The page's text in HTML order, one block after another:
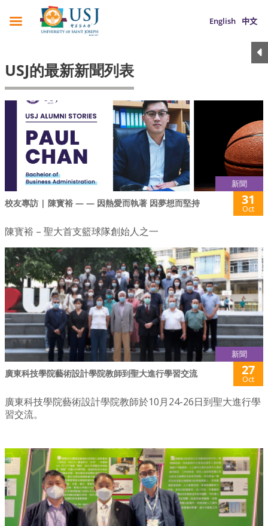
English 中文
USJ的最新新聞列表
新聞
校友專訪 | 陳寳裕 — — 因熱愛而執著 因夢想而堅持 31
Oct
陳寳裕 – 聖大首支籃球隊創始人之一
新聞
廣東科技學院藝術設計學院教師到聖大進行學習交流 27
Oct
廣東科技學院藝術設計學院教師於10月24-26日到聖大進行學
習交流。